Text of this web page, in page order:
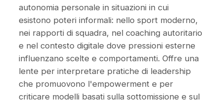
autonomia personale in situazioni in cui
esistono poteri informali: nello sport moderno,
nei rapporti di squadra, nel coaching autoritario
e nel contesto digitale dove pressioni esterne
influenzano scelte e comportamenti. Offre una
lente per interpretare pratiche di leadership
che promuovono l'empowerment e per
criticare modelli basati sulla sottomissione e sul